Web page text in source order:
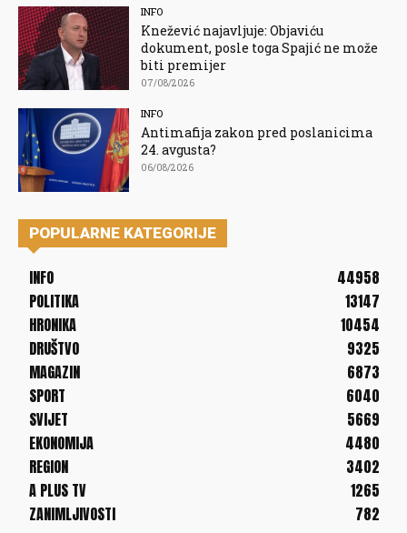
INFO
Knežević najavljuje: Objaviću
dokument, posle toga Spajić ne može
biti premijer
07/08/2026
INFO
Antimafija zakon pred poslanicima
24. avgusta?
06/08/2026
POPULARNE KATEGORIJE
INFO
44958
POLITIKA
13147
HRONIKA
10454
DRUŠTVO
9325
MAGAZIN
6873
SPORT
6040
SVIJET
5669
EKONOMIJA
4480
REGION
3402
A PLUS TV
1265
ZANIMLJIVOSTI
782